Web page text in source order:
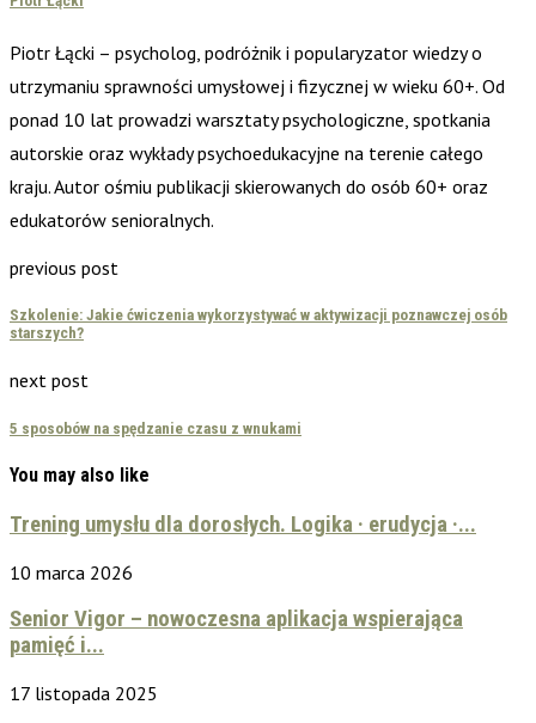
Piotr Łącki – psycholog, podróżnik i popularyzator wiedzy o
utrzymaniu sprawności umysłowej i fizycznej w wieku 60+. Od
ponad 10 lat prowadzi warsztaty psychologiczne, spotkania
autorskie oraz wykłady psychoedukacyjne na terenie całego
kraju. Autor ośmiu publikacji skierowanych do osób 60+ oraz
edukatorów senioralnych.
previous post
Szkolenie: Jakie ćwiczenia wykorzystywać w aktywizacji poznawczej osób
starszych?
next post
5 sposobów na spędzanie czasu z wnukami
You may also like
Trening umysłu dla dorosłych. Logika · erudycja ·...
10 marca 2026
Senior Vigor – nowoczesna aplikacja wspierająca
pamięć i...
17 listopada 2025